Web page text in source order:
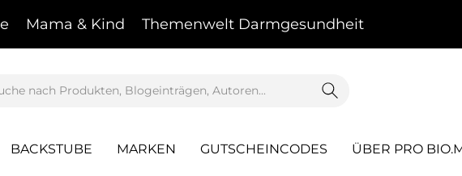
Mama & Kind Themenwelt Darmgesundheit
BACKSTUBE MARKEN GUTSCHEINCODES ÜBER PRO